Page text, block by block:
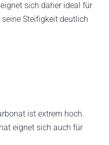
sich daher ideal für
Steifigkeit deutlich
ist extrem hoch.
eignet sich auch für